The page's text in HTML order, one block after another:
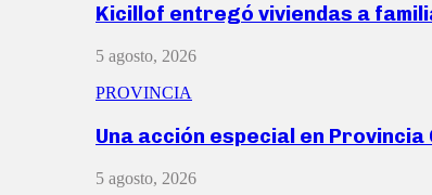
Kicillof entregó viviendas a
5 agosto, 2026
PROVINCIA
Una acción especial en
5 agosto, 2026